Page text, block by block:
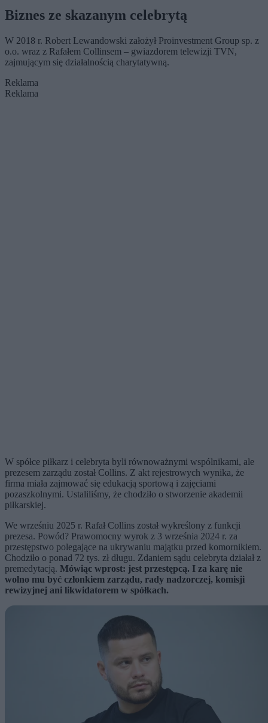
Biznes ze skazanym celebrytą
W 2018 r. Robert Lewandowski założył Proinvestment Group sp. z
o.o. wraz z Rafałem Collinsem – gwiazdorem telewizji TVN,
zajmującym się działalnością charytatywną.
Reklama
Reklama
W spółce piłkarz i celebryta byli równoważnymi wspólnikami, ale
prezesem zarządu został Collins. Z akt rejestrowych wynika, że
firma miała zajmować się edukacją sportową i zajęciami
pozaszkolnymi. Ustaliliśmy, że chodziło o stworzenie akademii
piłkarskiej.
We wrześniu 2025 r. Rafał Collins został wykreślony z funkcji
prezesa. Powód? Prawomocny wyrok z 3 września 2024 r. za
przestępstwo polegające na ukrywaniu majątku przed komornikiem.
Chodziło o ponad 72 tys. zł długu. Zdaniem sądu celebryta działał z
premedytacją. Mówiąc wprost: jest przestępcą. I za karę nie
wolno mu być członkiem zarządu, rady nadzorczej, komisji
rewizyjnej ani likwidatorem w spółkach.